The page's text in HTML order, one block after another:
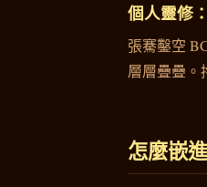
個人靈修
張騫鑿空
層層疊疊。
怎麼嵌